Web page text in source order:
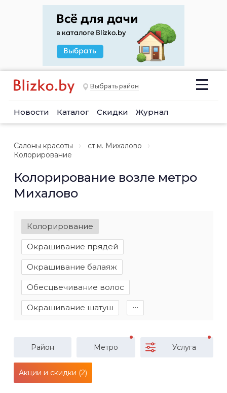
Выбрать район
Новости Каталог Скидки Журнал
Салоны красоты
ст.м. Михалово
Колорирование
Колорирование возле метро
Михалово
Колорирование
Окрашивание прядей
Окрашивание балаяж
Обесцвечивание волос
Окрашивание шатуш ∙∙∙
Район Метро Услуга
Акции и скидки (2)